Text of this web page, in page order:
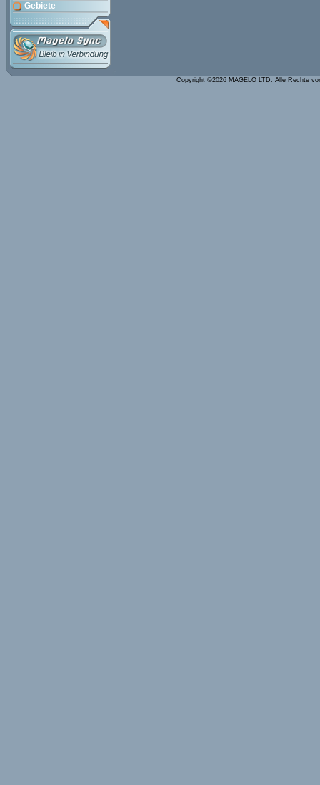
Gebiete
Copyright ©2026 MAGELO LTD. Alle Rechte